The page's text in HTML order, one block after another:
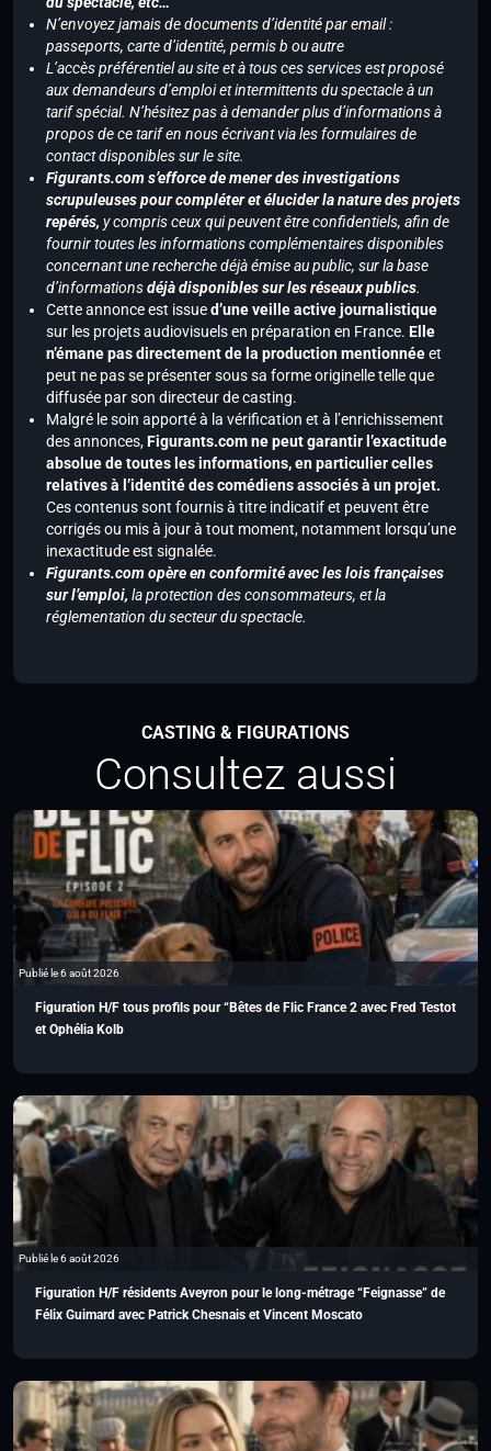
N’envoyez jamais de documents d’identité par email :
passeports, carte d’identité, permis b ou autre
L’accès préférentiel au site et à tous ces services est proposé
aux demandeurs d’emploi et intermittents du spectacle à un
tarif spécial. N’hésitez pas à demander plus d’informations à
propos de ce tarif en nous écrivant via les formulaires de
contact disponibles sur le site.
Figurants.com s’efforce de mener des investigations
scrupuleuses pour compléter et élucider la nature des projets
repérés, y compris ceux qui peuvent être confidentiels, afin de
fournir toutes les informations complémentaires disponibles
concernant une recherche déjà émise au public, sur la base
d’informationsdéjà disponibles sur les réseaux publics.
Cette annonce est issued’une veille active journalistique
sur les projets audiovisuels en préparation en France. Elle
n’émane pas directement de la production mentionnéeet
peut ne pas se présenter sous sa forme originelle telle que
diffusée par son directeur de casting.
Malgré le soin apporté à la vérification et à l’enrichissement
des annonces,Figurants.com ne peut garantir l’exactitude
absolue de toutes les informations, en particulier celles
relatives à l’identité des comédiens associés à un projet.
Ces contenus sont fournis à titre indicatif et peuvent être
corrigés ou mis à jour à tout moment, notamment lorsqu’une
inexactitude est signalée.
Figurants.com opère en conformité avec les lois françaises
sur l’emploi, la protection des consommateurs, et la
réglementation du secteur du spectacle.
CASTING & FIGURATIONS
Consultez aussi
Publié le 6 août 2026
Figuration H/F tous profils pour “Bêtes de Flic France 2 avec Fred Testot
et Ophélia Kolb
Publié le 6 août 2026
Figuration H/F résidents Aveyron pour le long-métrage “Feignasse” de
Félix Guimard avec Patrick Chesnais et Vincent Moscato